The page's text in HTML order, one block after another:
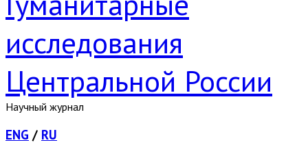
исследования
Центральной России
Научный журнал
ENG / RU